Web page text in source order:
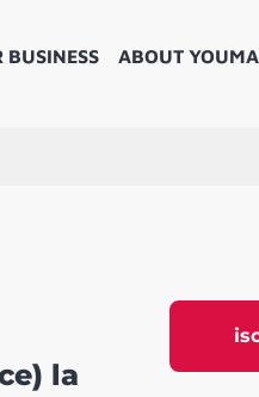
BUSINESS ABOUT
la